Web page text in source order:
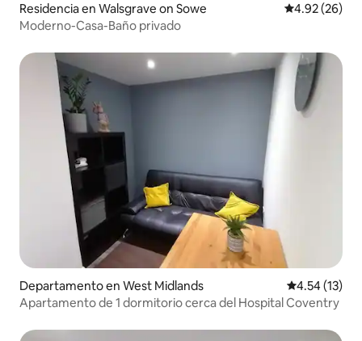
Residencia en Walsgrave on Sowe Calificación
4.92 (26)
Moderno-Casa-Baño privado
Departamento en West Midlands Calificación
4.54 (13)
Apartamento de 1 dormitorio cerca del Hospital Coventry